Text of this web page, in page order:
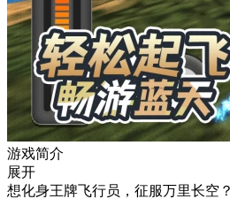
游戏简介
展开
想化身王牌飞行员，征服万里长空